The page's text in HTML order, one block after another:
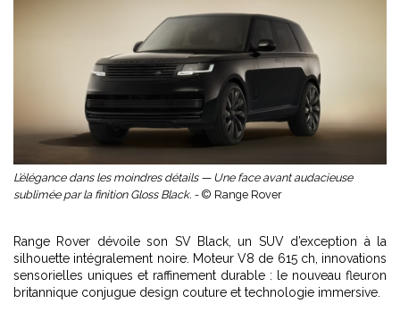
L’élégance dans les moindres détails — Une face avant audacieuse
sublimée par la finition Gloss Black. - © Range Rover
Range Rover dévoile son SV Black, un SUV d’exception à la
silhouette intégralement noire. Moteur V8 de 615 ch, innovations
sensorielles uniques et raffinement durable : le nouveau fleuron
britannique conjugue design couture et technologie immersive.